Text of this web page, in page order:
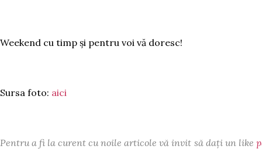
Weekend cu timp și pentru voi vă doresc!
Sursa foto: aici
Pentru a fi la curent cu noile articole vă invit să dați un like